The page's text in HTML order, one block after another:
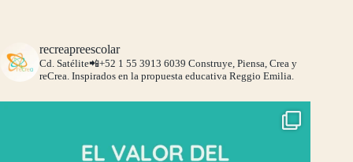
recreapreescolar
Cd. Satélite📲+52 1 55 3913 6039 Construye, Piensa, Crea y
reCrea. Inspirados en la propuesta educativa Reggio Emilia.